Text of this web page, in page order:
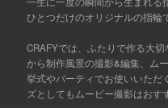
ひとつだけのオリジナルの指輪
CRAFYでは、ふたりで作る大
から制作風景の撮影&編集、ム
挙式やパーティでお使いいただ
ズとしてもムービー撮影はおす